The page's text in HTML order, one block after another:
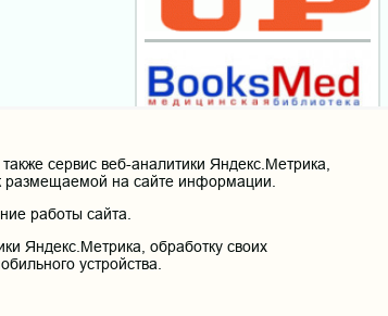
сервис веб-аналитики Яндекс.Метрика,
размещаемой на сайте информации.
работы сайта.
Яндекс.Метрика, обработку своих
устройства.